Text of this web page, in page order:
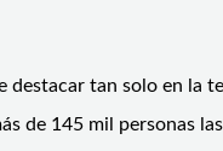
destacar tan solo en la
de 145 mil personas